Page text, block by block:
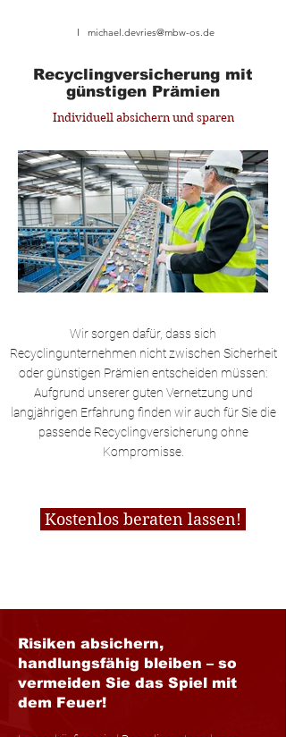
I michael.devries@mbw-os.de
Recyclingversicherung mit
günstigen Prämien
Individuell absichern und sparen
Wir sorgen dafür, dass sich
Recyclingunternehmen nicht zwischen Sicherheit
oder günstigen Prämien entscheiden müssen:
Aufgrund unserer guten Vernetzung und
langjährigen Erfahrung finden wir auch für Sie die
passende Recyclingversicherung ohne
Kompromisse.
Kostenlos beraten lassen!
Risiken absichern,
handlungsfähig bleiben – so
vermeiden Sie das Spiel mit
dem Feuer!